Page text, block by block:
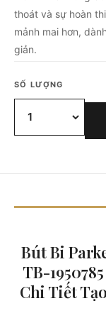
thoát và sự hoàn
mảnh mai hơn,
giản.
SỐ LƯỢNG
Bút Bi
TB-
Chi Tiết